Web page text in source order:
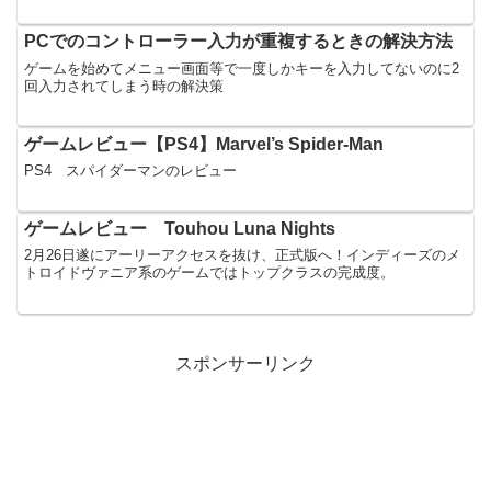
PCでのコントローラー入力が重複するときの解決方法
ゲームを始めてメニュー画面等で一度しかキーを入力してないのに2
回入力されてしまう時の解決策
ゲームレビュー【PS4】Marvel’s Spider-Man
PS4 スパイダーマンのレビュー
ゲームレビュー Touhou Luna Nights
2月26日遂にアーリーアクセスを抜け、正式版へ！インディーズのメ
トロイドヴァニア系のゲームではトップクラスの完成度。
スポンサーリンク